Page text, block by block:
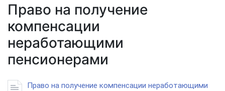
Право на получение
компенсации
неработающими
пенсионерами
Право на получение компенсации неработающими